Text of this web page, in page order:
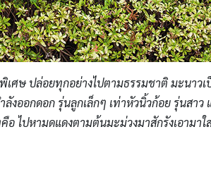
เศษ ปล่อยทุกอย่างไปตามธรรมชาติ มะนา
งออกดอก รุ่นลูกเล็กๆ เท่าหัวนิ้วก้อย รุ่นสา
อ ไปหามดแดงตามต้นมะม่วงมาสักรังเอามา